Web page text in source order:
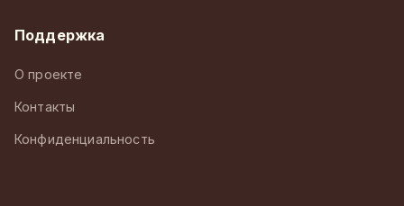
Поддержка
О проекте
Контакты
Конфиденциальность